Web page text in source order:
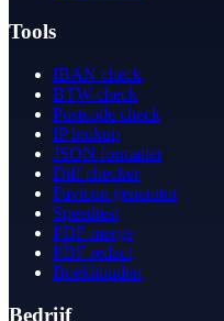
Tools
IBAN check
BTW-check
Postcode check
IP lookup
JSON formatter
Diff checker
Favicon generator
Speedtest
PDF merge
PDF redact
Boekhouden
Bedrijf